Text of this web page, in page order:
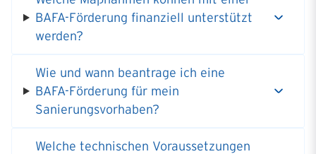
BAFA-Förderung finanziell unterstützt
werden?
Wie und wann beantrage ich eine
BAFA-Förderung für mein
Sanierungsvorhaben?
Welche technischen Voraussetzungen